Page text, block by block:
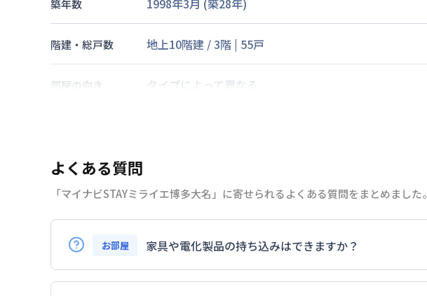
築年数 1998年3月 (築28年)
階建・総戸数 地上10階建 /3階 | 55戸
部屋の向き タイプによって異なる
駐車場 なし
情報更新日 2026年7月24日
よくある質問
「マイナビSTAYミライエ博多大名」に寄せられるよくある質問をまとめました。
お部屋
家具や電化製品の持ち込みはできますか？
お持ち込みいただけます。